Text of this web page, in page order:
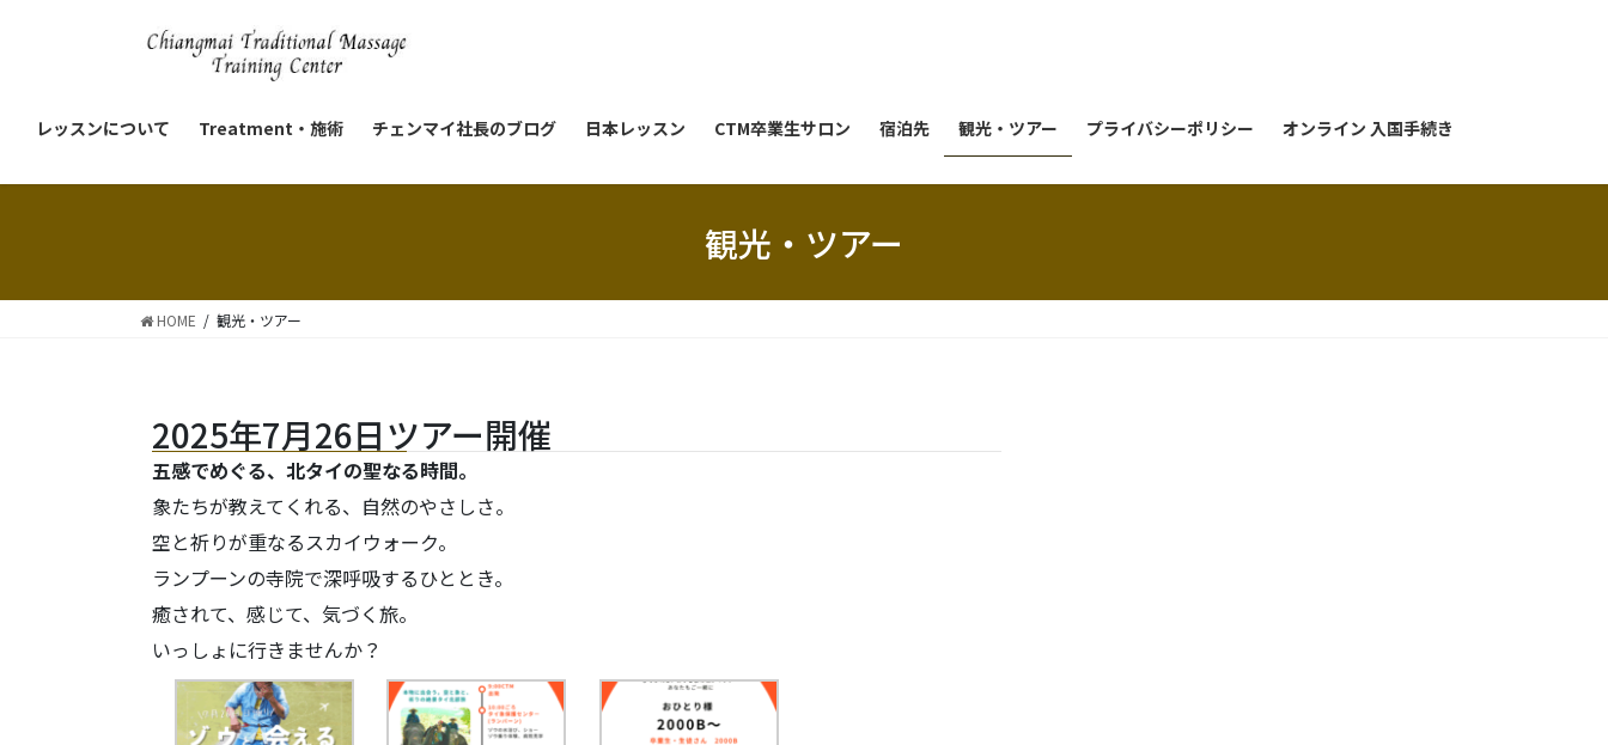
レッスンについて Treatment・施術 チェンマイ社長のブログ 日本レッスン CTM卒業生サロン 宿泊先 観光・ツアー プライバシーポリシー オンライン 入国手続き
観光・ツアー
HOME 観光・ツアー
2025年7月26日ツアー開催
五感でめぐる、北タイの聖なる時間。
象たちが教えてくれる、自然のやさしさ。
空と祈りが重なるスカイウォーク。
ランプーンの寺院で深呼吸するひととき。
癒されて、感じて、気づく旅。
いっしょに行きませんか？